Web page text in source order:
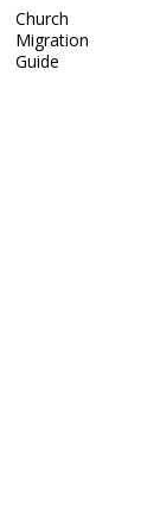
Church
Migration
Guide